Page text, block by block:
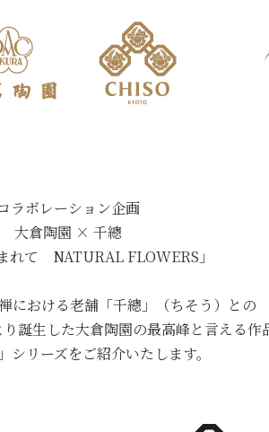
ラボレーション企画
大倉陶園 × 千總
れて NATURAL FLOWERS」
における老舗「千總」（ちそう）との
誕生した大倉陶園の最高峰と言える作
シリーズをご紹介いたします。